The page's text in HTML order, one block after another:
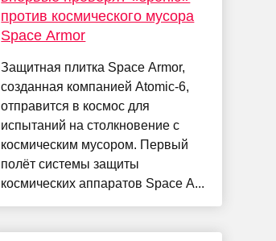
против космического мусора
Space Armor
Защитная плитка Space Armor,
созданная компанией Atomic-6,
отправится в космос для
испытаний на столкновение с
космическим мусором. Первый
полёт системы защиты
космических аппаратов Space A...